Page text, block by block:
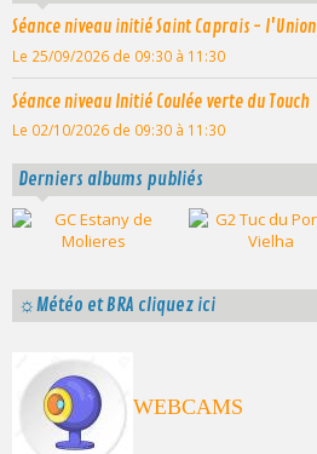
Séance niveau initié Saint Caprais - l'Union
Le 25/09/2026 de 09:30 à 11:30
Séance niveau Initié Coulée verte du Touch
Le 02/10/2026 de 09:30 à 11:30
Derniers albums publiés
☼Météo et BRA cliquez ici
WEBCAMS